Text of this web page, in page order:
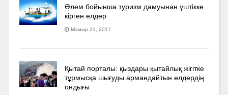
Әлем бойынша туризм дамуынан үштікке
кірген елдер
Мамыр 21, 2017
Қытай порталы: қыздары қытайлық жігітке
тұрмысқа шығуды армандайтын елдердің
ондығы